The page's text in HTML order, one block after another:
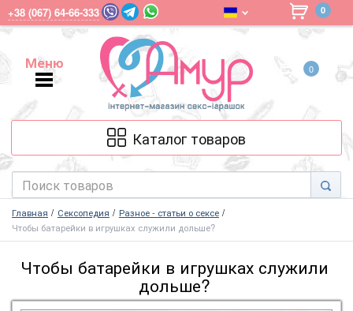
+38 (067) 64-66-333 0
Меню
Меню
0
Каталог товаров
Главная Сексопедия
Разное - статьи о сексе
Чтобы батарейки в игрушках служили дольше?
Чтобы батарейки в игрушках служили
дольше?